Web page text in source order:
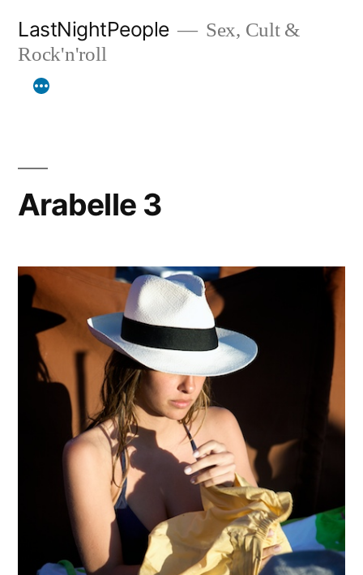
contenu
LastNightPeople
Sex, Cult &
Rock'n'roll
Arabelle 3